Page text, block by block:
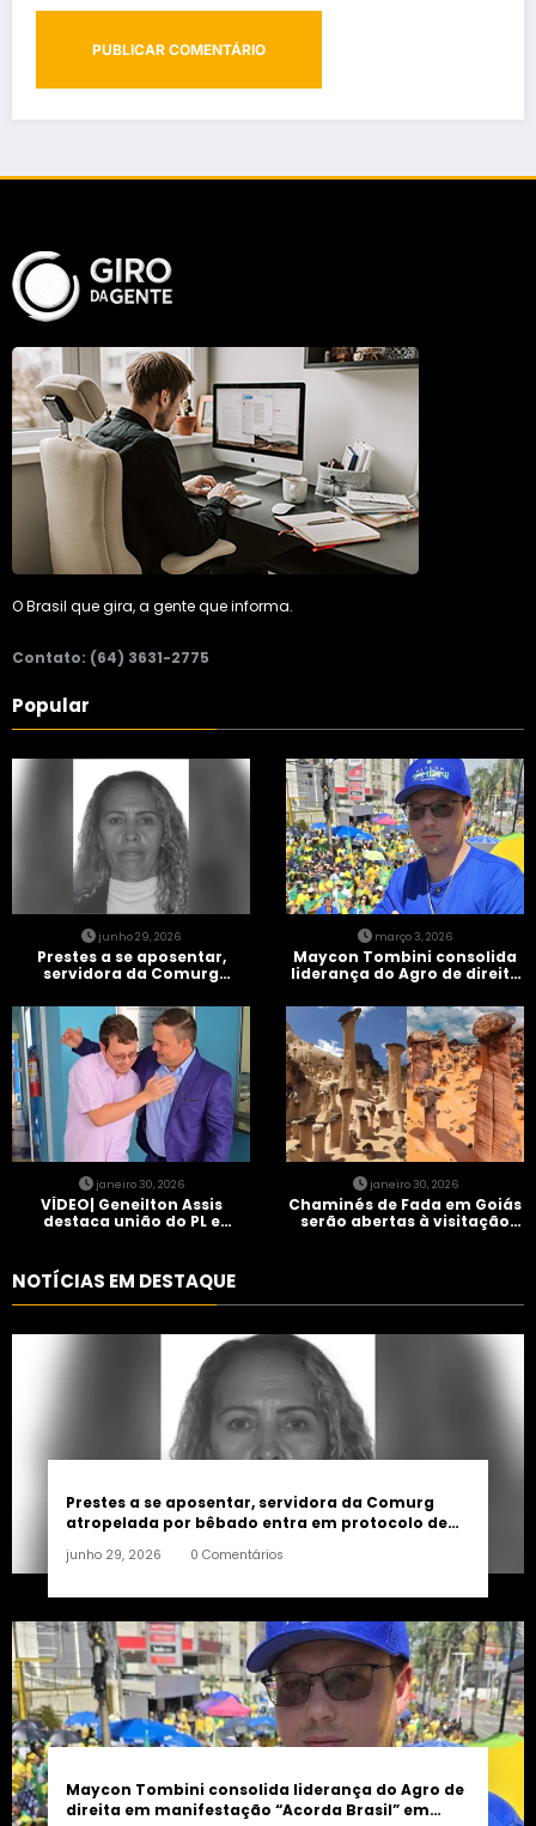
O Brasil que gira, a gente que informa.
Contato: (64) 3631-2775
Popular
junho 29, 2026
Prestes a se aposentar,
servidora da Comurg
entra em protocolo de
morte encefálica
março 3, 2026
Maycon Tombini consolida
liderança do Agro de direita
Brasil” em Goiânia
janeiro 30, 2026
VÍDEO| Geneilton Assis
destaca união do PL e
janeiro 30, 2026
Chaminés de Fada em Goiás
serão abertas à visitação
NOTÍCIAS EM DESTAQUE
Prestes a se aposentar, servidora da Comurg
atropelada por bêbado entra em protocolo de
junho 29, 2026 0 Comentários
Maycon Tombini consolida liderança do Agro de
direita em manifestação “Acorda Brasil” em